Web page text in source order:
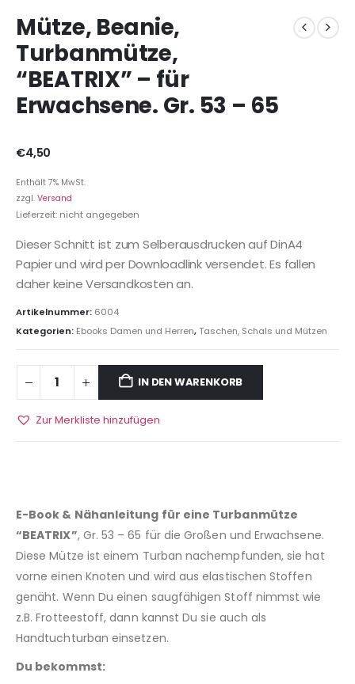
Mütze, Beanie,
Turbanmütze,
“BEATRIX” – für
Erwachsene. Gr. 53 – 65
€4,50
Enthält 7% MwSt.
zzgl. Versand
Lieferzeit: nicht angegeben
Dieser Schnitt ist zum Selberausdrucken auf DinA4
Papier und wird per Downloadlink versendet. Es fallen
daher keine Versandkosten an.
Artikelnummer: 6004
Kategorien: Ebooks Damen und Herren,Taschen, Schals und Mützen
IN DEN WARENKORB
Zur Merkliste hinzufügen
E-Book & Nähanleitung für eine Turbanmütze
“BEATRIX”, Gr. 53 – 65 für die Großen und Erwachsene.
Diese Mütze ist einem Turban nachempfunden, sie hat
vorne einen Knoten und wird aus elastischen Stoffen
genäht. Wenn Du einen saugfähigen Stoff nimmst wie
z.B. Frotteestoff, dann kannst Du sie auch als
Handtuchturban einsetzen.
Du bekommst: